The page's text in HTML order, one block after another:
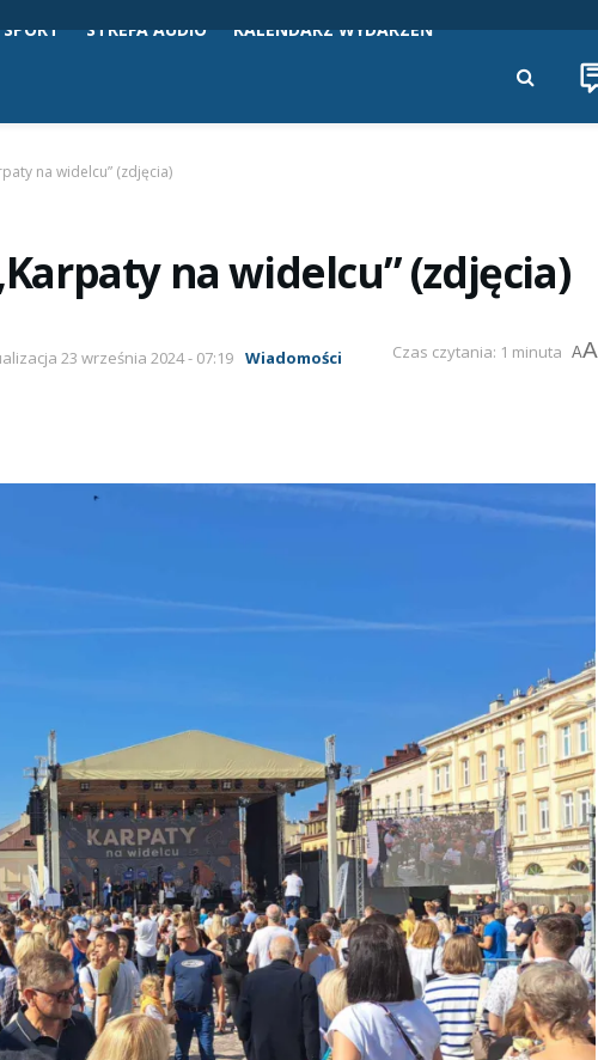
SPORT STREFA AUDIO KALENDARZ WYDARZEŃ
na widelcu” (zdjęcia)
na widelcu” (zdjęcia)
23 września 2024 - 07:19 Wiadomości Czas czytania: 1 minuta AA